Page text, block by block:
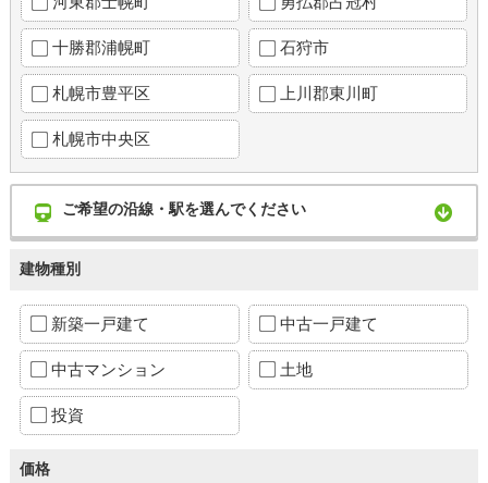
十勝郡浦幌町 石狩市
札幌市豊平区 上川郡東川町
札幌市中央区
ご希望の沿線・駅を選んでください
建物種別
新築一戸建て 中古一戸建て
中古マンション 土地
投資
価格